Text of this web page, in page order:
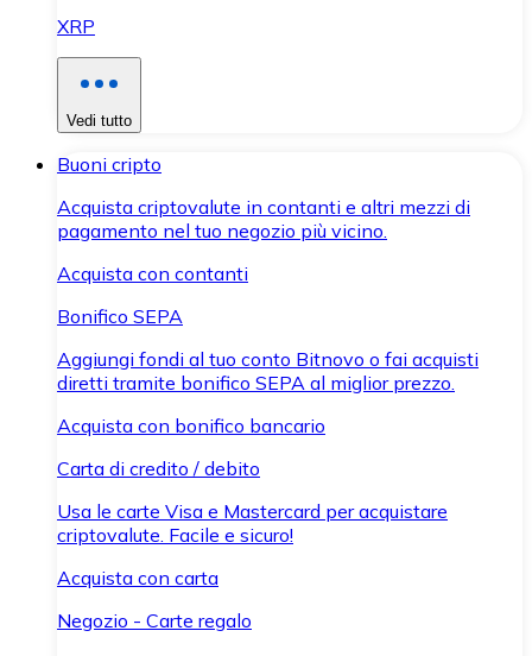
XRP
Vedi tutto
Buoni cripto
Acquista criptovalute in contanti e altri mezzi di
pagamento nel tuo negozio più vicino.
Acquista con contanti
Bonifico SEPA
Aggiungi fondi al tuo conto Bitnovo o fai acquisti
diretti tramite bonifico SEPA al miglior prezzo.
Acquista con bonifico bancario
Carta di credito / debito
Usa le carte Visa e Mastercard per acquistare
criptovalute. Facile e sicuro!
Acquista con carta
Negozio - Carte regalo